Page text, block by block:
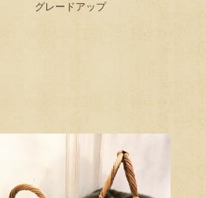
グレードアップ